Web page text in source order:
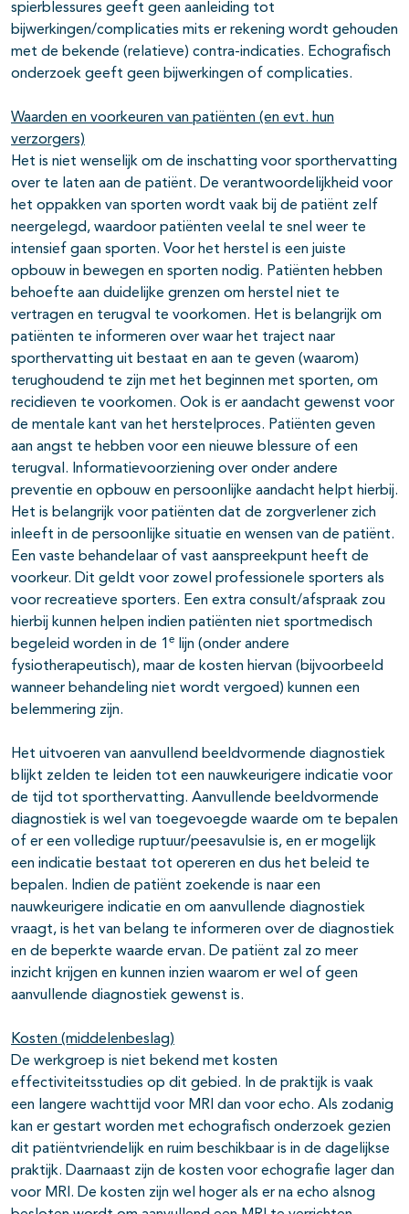
spierblessures geeft geen aanleiding tot
bijwerkingen/complicaties mits er rekening wordt gehouden
met de bekende (relatieve) contra-indicaties. Echografisch
onderzoek geeft geen bijwerkingen of complicaties.
Waarden en voorkeuren van patiënten (en evt. hun
verzorgers)
Het is niet wenselijk om de inschatting voor sporthervatting
over te laten aan de patiënt. De verantwoordelijkheid voor
het oppakken van sporten wordt vaak bij de patiënt zelf
neergelegd, waardoor patiënten veelal te snel weer te
intensief gaan sporten. Voor het herstel is een juiste
opbouw in bewegen en sporten nodig. Patiënten hebben
behoefte aan duidelijke grenzen om herstel niet te
vertragen en terugval te voorkomen. Het is belangrijk om
patiënten te informeren over waar het traject naar
sporthervatting uit bestaat en aan te geven (waarom)
terughoudend te zijn met het beginnen met sporten, om
recidieven te voorkomen. Ook is er aandacht gewenst voor
de mentale kant van het herstelproces. Patiënten geven
aan angst te hebben voor een nieuwe blessure of een
terugval. Informatievoorziening over onder andere
preventie en opbouw en persoonlijke aandacht helpt hierbij.
Het is belangrijk voor patiënten dat de zorgverlener zich
inleeft in de persoonlijke situatie en wensen van de patiënt.
Een vaste behandelaar of vast aanspreekpunt heeft de
voorkeur. Dit geldt voor zowel professionele sporters als
voor recreatieve sporters. Een extra consult/afspraak zou
hierbij kunnen helpen indien patiënten niet sportmedisch
begeleid worden in de 1 e
lijn (onder andere
fysiotherapeutisch), maar de kosten hiervan (bijvoorbeeld
wanneer behandeling niet wordt vergoed) kunnen een
belemmering zijn.
Het uitvoeren van aanvullend beeldvormende diagnostiek
blijkt zelden te leiden tot een nauwkeurigere indicatie voor
de tijd tot sporthervatting. Aanvullende beeldvormende
diagnostiek is wel van toegevoegde waarde om te bepalen
of er een volledige ruptuur/peesavulsie is, en er mogelijk
een indicatie bestaat tot opereren en dus het beleid te
bepalen. Indien de patiënt zoekende is naar een
nauwkeurigere indicatie en om aanvullende diagnostiek
vraagt, is het van belang te informeren over de diagnostiek
en de beperkte waarde ervan. De patiënt zal zo meer
inzicht krijgen en kunnen inzien waarom er wel of geen
aanvullende diagnostiek gewenst is.
Kosten (middelenbeslag)
De werkgroep is niet bekend met kosten
effectiviteitsstudies op dit gebied. In de praktijk is vaak
een langere wachttijd voor MRI dan voor echo. Als zodanig
kan er gestart worden met echografisch onderzoek gezien
dit patiëntvriendelijk en ruim beschikbaar is in de dagelijkse
praktijk. Daarnaast zijn de kosten voor echografie lager dan
voor MRI. De kosten zijn wel hoger als er na echo alsnog